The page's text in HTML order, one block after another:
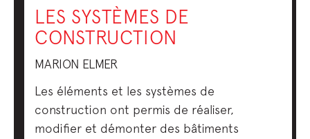
LES SYSTÈMES DE
CONSTRUCTION
MARION ELMER
Les éléments et les systèmes de
construction ont permis de réaliser,
modifier et démonter des bâtiments